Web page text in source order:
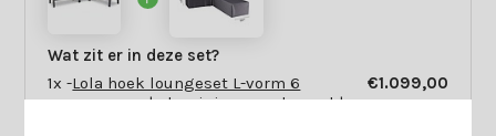
Wat zit er in deze set?
1x -Lola hoek loungeset L-vorm 6
personen | aluminium + polywood |
€1.099,00